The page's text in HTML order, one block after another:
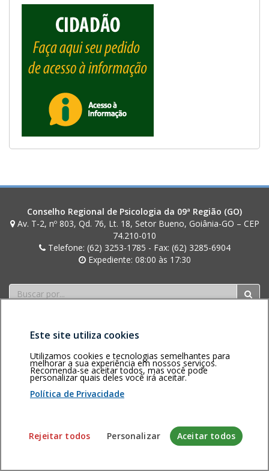
Conselho Regional de Psicologia da 09ª Região (GO)
Av. T-2, nº 803, Qd. 76, Lt. 18, Setor Bueno, Goiânia-GO – CEP
74.210-010
Telefone: (62) 3253-1785 - Fax: (62) 3285-6904
Expediente: 08:00 às 17:30
Buscar
Área restritaPolítica de
privacidade
Personalização
de cookies
Voltar ao topo
Sistema desenvolvido pela Gerência de Tecnologia da
Este site utiliza cookies
Utilizamos cookies e tecnologias semelhantes para
melhorar a sua experiência em nossos serviços.
Recomenda-se aceitar todos, mas você pode
personalizar quais deles você irá aceitar.
Política de Privacidade
Rejeitar todos Personalizar Aceitar todos